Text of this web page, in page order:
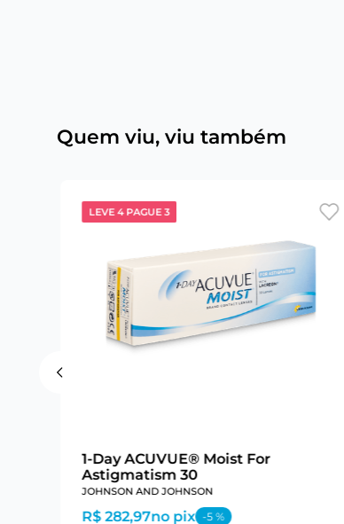
Quem viu, viu também
LEVE 4 PAGUE 3
1-Day ACUVUE® Moist For
Astigmatism 30
JOHNSON AND JOHNSON
R$ 282,97no pix -5%